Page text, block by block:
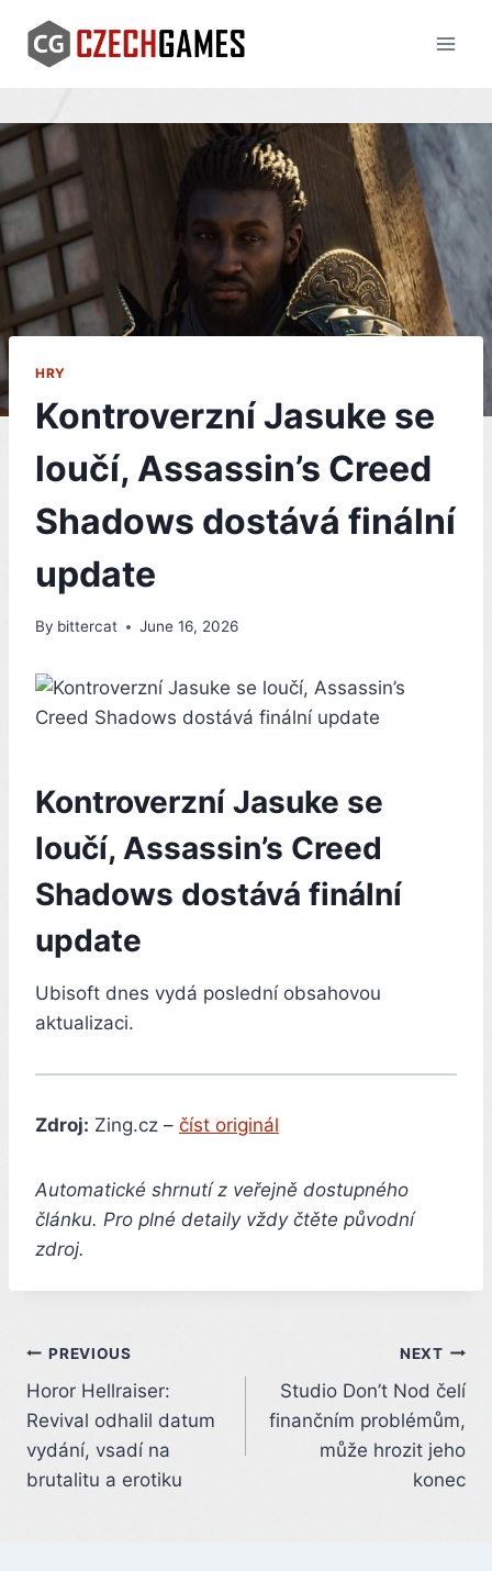
content
HRY
Kontroverzní Jasuke se
loučí, Assassin’s Creed
Shadows dostává finální
update
By bittercat June 16, 2026
Kontroverzní Jasuke se
loučí, Assassin’s Creed
Shadows dostává finální
update
Ubisoft dnes vydá poslední obsahovou
aktualizaci.
Zdroj: Zing.cz – číst originál
Automatické shrnutí z veřejně dostupného
článku. Pro plné detaily vždy čtěte původní
zdroj.
Post
navigation
PREVIOUS
Horor Hellraiser:
Revival odhalil datum
vydání, vsadí na
brutalitu a erotiku
NEXT
Studio Don’t Nod čelí
finančním problémům,
může hrozit jeho
konec